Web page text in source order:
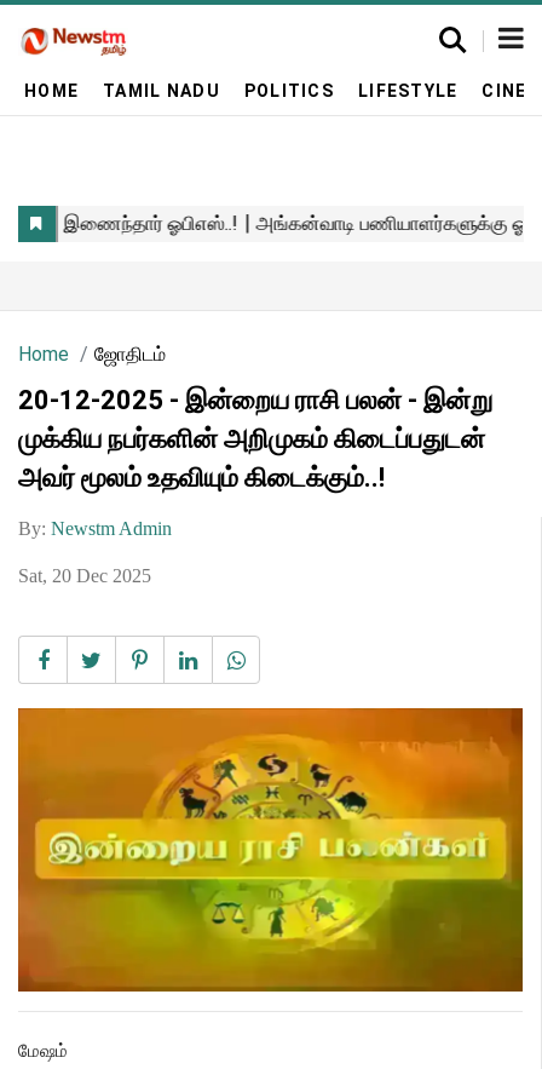
HOME TAMIL NADU POLITICS LIFESTYLE
Home ஜோதிடம்
20-12-2025 - இன்றைய ராசி பலன் - இன்று
முக்கிய நபர்களின் அறிமுகம் கிடைப்பதுடன்
அவர் மூலம் உதவியும் கிடைக்கும்..!
By: Newstm Admin
Sat, 20 Dec 2025
மேஷம்